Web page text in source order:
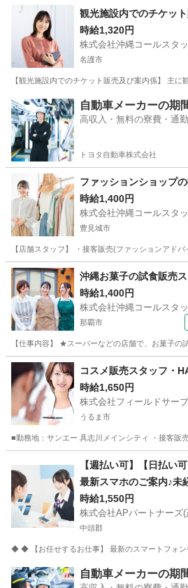
沖縄 うるま市 アパレル
観光施設内でのチケッ
時給1,320円
株式会社沖縄コールスタ
名護市
【観光施設内でのチケット販売及び案内係】 主
沖縄 名護市 その他
自動車メーカーの期
高収入・無料の寮費・通
トヨタ自動車株式会社
ファッションショップ
時給1,400円
株式会社沖縄コールスタ
豊見城市
【店舗スタッフ】 ・接客販売(ファッションアド
沖縄 豊見城市 アパレル
沖縄お菓子の試食販売
時給1,400円
株式会社沖縄コールスタ
那覇市
【仕事内容】 ★スーパーなどの店舗で、お菓子
沖縄 那覇市 その他
コスメ販売スタッフ・
時給1,650円
株式会社フィールドサー
うるま市
■勤務地：サンエー 具志川メインシティ ・接客販
その他
【週払い可】【日払い
最新スマホのご案内♪未
う携帯販売・受付スタ
ナーズ(正社員) 携帯シ
時給1,550円
株式会社APパートナーズ(
中頭郡
◆ ◆ 【お任せするお仕事】 最新のスマートフォン
沖縄 中頭郡 携帯ショップ
自動車メーカーの期